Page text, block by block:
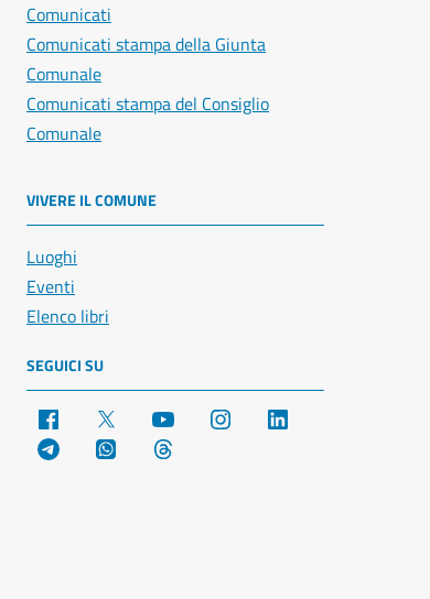
Comunicati
Comunicati stampa della Giunta
Comunale
Comunicati stampa del Consiglio
Comunale
VIVERE IL COMUNE
Luoghi
Eventi
Elenco libri
SEGUICI SU
Facebook YouTube Instagram
Telegram WhatsApp